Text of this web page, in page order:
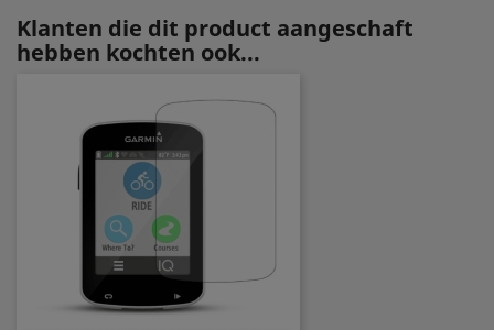
Klanten die dit product aangeschaft
hebben kochten ook...